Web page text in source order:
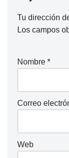
Tu dirección
Los campos
Nombre *
Correo
Web